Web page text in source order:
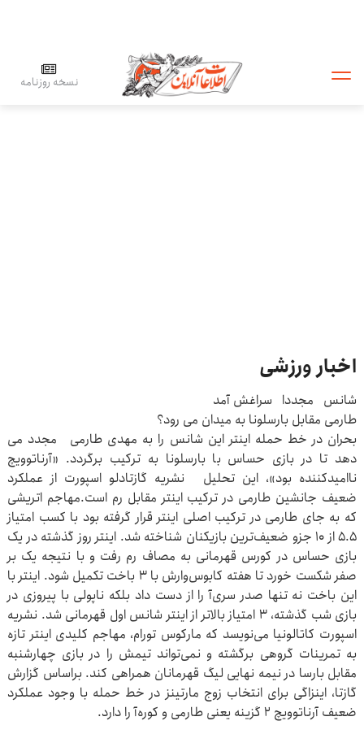
نسخه روزنامه
اخبار ورزشی
شانس مجددا سراغش آمد
طارمی مقابل بارسلونا به میدان می رود؟
بحران در خط حمله اینتر این شانس را به مهدی طارمی مجدد می
دهد تا در بازی حساس با بارسلونا به ترکیب برگردد. «آرناتوویچ
ناامیدکننده بود»، این تحلیل نشریه گازتادلو اسپورت از عملکرد
ضعیف جانشین طارمی در ترکیب اینتر مقابل رم است.مهاجم اتریشی
که به جای طارمی در ترکیب اصلی اینتر قرار گرفته بود با کسب امتیاز
۵.۵ از ۱۰ جزو ضعیف‌ترین بازیکنان شناخته شد. اینتر روز گذشته در یک
بازی حساس در کورس قهرمانی به مصاف رم رفت و با نتیجه یک بر
صفر شکست خورد تا هفته کابوس‌وارش با ۳ باخت تکمیل شود. اینتر با
این باخت نه تنها صدر سری‌آ را از دست داد بلکه ناپولی با پیروزی در
بازی شب گذشته، ۳ امتیاز بالاتر از اینتر شانس اول قهرمانی شد. نشریه
اسپورت کاتالونیا می‌نویسد که مارکوس تورام، مهاجم کلیدی اینتر تازه
به تمرینات گروهی برگشته و نمی‌تواند تیمش را در بازی چهارشنبه
مقابل بارسا در نیمه نهایی لیگ قهرمانان همراهی کند. براساس گزارش
گازتا، اینزاگی برای انتخاب زوج مارتینز در خط حمله با وجود عملکرد
ضعیف آرناتوویچ ۲ گزینه یعنی طارمی و کوره‌آ را دارد.